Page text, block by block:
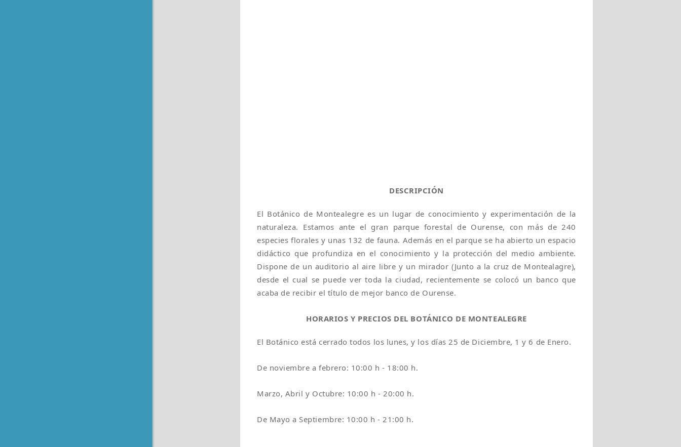
El Botánico de Montealegre es un lugar de conocimiento y experimentación de la
especies florales y unas 132 de fauna. Además en el parque se ha abierto un espacio
didáctico que profundiza en el conocimiento y la protección del medio ambiente.
Dispone de un auditorio al aire libre y un mirador (Junto a la cruz de Montealagre),
desde el cual se puede ver toda la ciudad, recientemente se colocó un banco que
acaba de recibir el título de mejor banco de Ourense.
HORARIOS Y PRECIOS DEL BOTÁNICO DE MONTEALEGRE
El Botánico está cerrado todos los lunes, y los días 25 de Diciembre, 1 y 6 de Enero.
De noviembre a febrero: 10:00 h - 18:00 h.
Marzo, Abril y Octubre: 10:00 h - 20:00 h.
De Mayo a Septiembre: 10:00 h - 21:00 h.